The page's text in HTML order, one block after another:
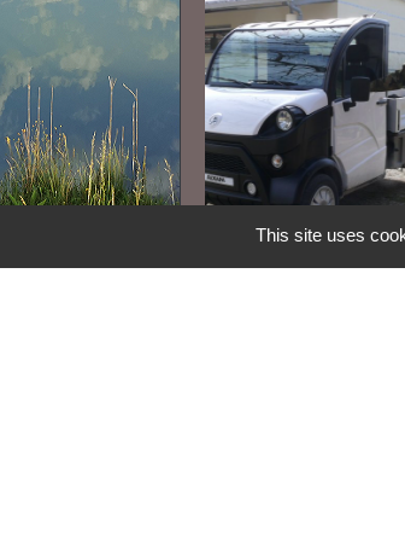
This site uses